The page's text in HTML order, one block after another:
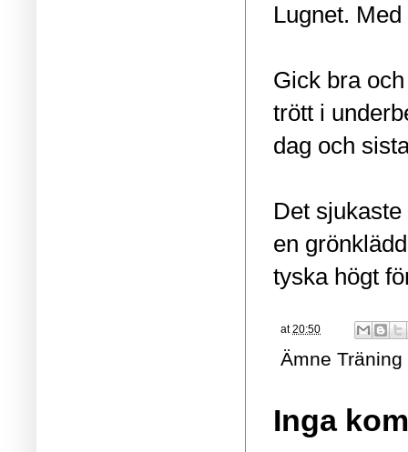
Lugnet.
Gick bra
trött i
dag och
Det
en
tyska högt
at20:50
Ämne Träning
Inga